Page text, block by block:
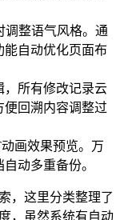
调整语气风格。通
自动优化页面布
，所有修改记录云
回溯内容调整过
画效果预览。万
动多重备份。
，这里分类整理了
，虽然系统有自动